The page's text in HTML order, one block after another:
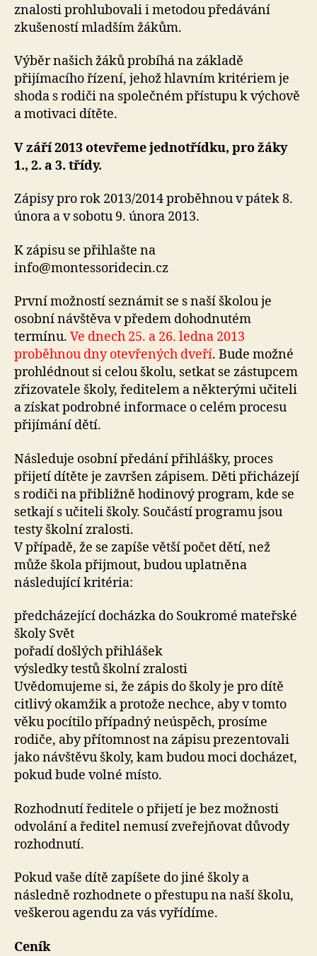
znalosti prohlubovali i metodou předávání
zkušeností mladším žákům.
Výběr našich žáků probíhá na základě
přijímacího řízení, jehož hlavním kritériem je
shoda s rodiči na společném přístupu k výchově
a motivaci dítěte.
V září 2013 otevřeme jednotřídku, pro žáky
1., 2. a 3. třídy.
Zápisy pro rok 2013/2014 proběhnou v pátek 8.
února a v sobotu 9. února 2013.
K zápisu se přihlašte na
info@montessoridecin.cz
První možností seznámit se s naší školou je
osobní návštěva v předem dohodnutém
termínu. Ve dnech 25. a 26. ledna 2013
proběhnou dny otevřených dveří. Bude možné
prohlédnout si celou školu, setkat se zástupcem
zřizovatele školy, ředitelem a některými učiteli
a získat podrobné informace o celém procesu
přijímání dětí.
Následuje osobní předání přihlášky, proces
přijetí dítěte je završen zápisem. Děti přicházejí
s rodiči na přibližně hodinový program, kde se
setkají s učiteli školy. Součástí programu jsou
testy školní zralosti.
V případě, že se zapíše větší počet dětí, než
může škola přijmout, budou uplatněna
následující kritéria:
předcházející docházka do Soukromé mateřské
školy Svět
pořadí došlých přihlášek
výsledky testů školní zralosti
Uvědomujeme si, že zápis do školy je pro dítě
citlivý okamžik a protože nechce, aby v tomto
věku pocítilo případný neúspěch, prosíme
rodiče, aby přítomnost na zápisu prezentovali
jako návštěvu školy, kam budou moci docházet,
pokud bude volné místo.
Rozhodnutí ředitele o přijetí je bez možnosti
odvolání a ředitel nemusí zveřejňovat důvody
rozhodnutí.
Pokud vaše dítě zapíšete do jiné školy a
následně rozhodnete o přestupu na naší školu,
veškerou agendu za vás vyřídíme.
Ceník